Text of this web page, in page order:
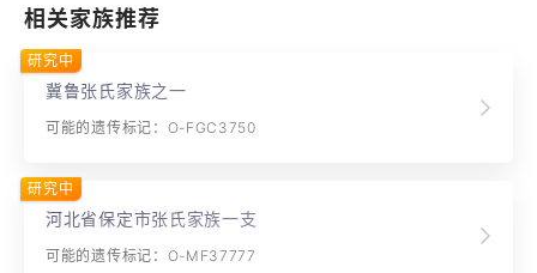
相关家族推荐
冀鲁张氏家族之一
可能的遗传标记：O-FGC3750
研究中
河北省保定市张氏家族一支
可能的遗传标记：O-MF37777
研究中